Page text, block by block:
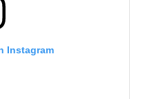
Instagram